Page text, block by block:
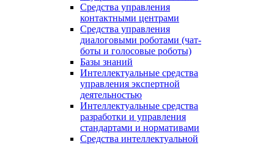
Средства управления
контактными центрами
Средства управления
диалоговыми роботами (чат-
боты и голосовые роботы)
Базы знаний
Интеллектуальные средства
управления экспертной
деятельностью
Интеллектуальные средства
разработки и управления
стандартами и нормативами
Средства интеллектуальной